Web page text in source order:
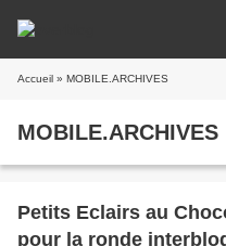
Accueil » MOBILE.ARCHIVES
MOBILE.ARCHIVES
Petits Eclairs au
pour la ronde